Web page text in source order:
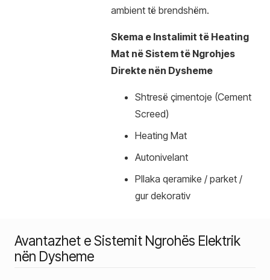
ambient të brendshëm.
Skema e Instalimit të Heating
Mat në Sistem të Ngrohjes
Direkte nën Dysheme
Shtresë çimentoje (Cement
Screed)
Heating Mat
Autonivelant
Pllaka qeramike / parket /
gur dekorativ
Avantazhet e Sistemit Ngrohës Elektrik
nën Dysheme